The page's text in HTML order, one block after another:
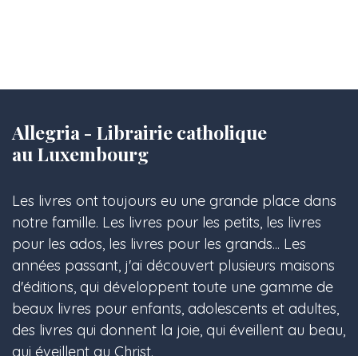
Allegria - Librairie catholique
au Luxembourg
Les livres ont toujours eu une grande place dans
notre famille. Les livres pour les petits, les livres
pour les ados, les livres pour les grands... Les
années passant, j'ai découvert plusieurs maisons
d'éditions, qui développent toute une gamme de
beaux livres pour enfants, adolescents et adultes,
des livres qui donnent la joie, qui éveillent au beau,
qui éveillent au Christ.